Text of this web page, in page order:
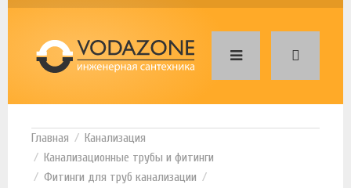
Канализация
Канализационные трубы и фитинги
Фитинги для труб канализации